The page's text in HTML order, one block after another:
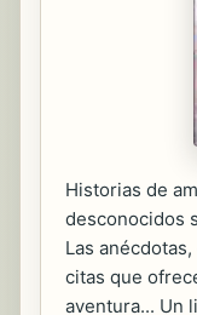
Historias de
desconocidos
Las
citas que
aventura... Un